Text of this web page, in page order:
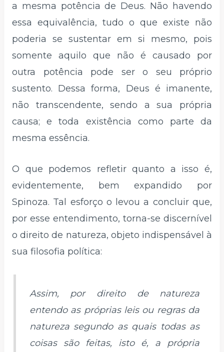
a mesma potência de Deus. Não havendo
essa equivalência, tudo o que existe não
poderia se sustentar em si mesmo, pois
somente aquilo que não é causado por
outra potência pode ser o seu próprio
sustento. Dessa forma, Deus é imanente,
não transcendente, sendo a sua própria
causa; e toda existência como parte da
mesma essência.
O que podemos refletir quanto a isso é,
evidentemente, bem expandido por
Spinoza. Tal esforço o levou a concluir que,
por esse entendimento, torna-se discernível
o direito de natureza, objeto indispensável à
sua filosofia política:
Assim, por direito de natureza
entendo as próprias leis ou regras da
natureza segundo as quais todas as
coisas são feitas, isto é, a própria